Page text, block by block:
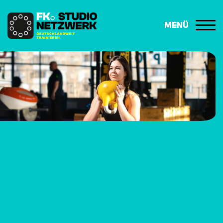
MENÜ
HOME
DAS NETZWERK
STUDIOSUCHE